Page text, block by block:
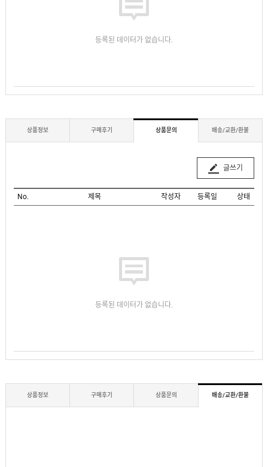
등록된 데이터가 없습니다.
상품정보 구매후기 상품문의 배송/교환/환불
글쓰기
No. 제목 작성자 등록일 상태
등록된 데이터가 없습니다.
상품정보 구매후기 상품문의 배송/교환/환불